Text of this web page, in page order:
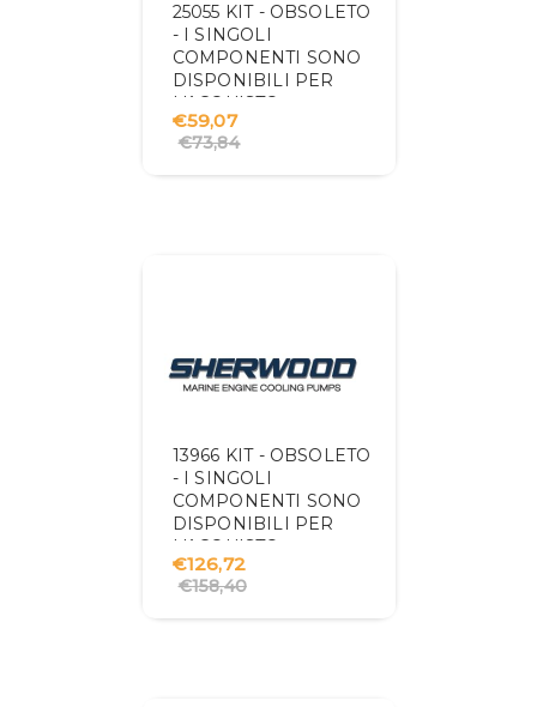
25055 KIT - OBSOLETO
- I SINGOLI
COMPONENTI SONO
DISPONIBILI PER
L'ACQUISTO
€59,07
€73,84
13966 KIT - OBSOLETO
- I SINGOLI
COMPONENTI SONO
DISPONIBILI PER
L'ACQUISTO
€126,72
€158,40